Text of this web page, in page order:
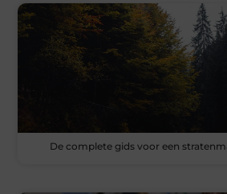
De complete gids voor een